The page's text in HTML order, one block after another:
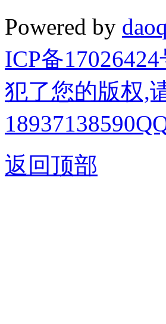
Powered by
ICP备
犯了您的版权,
返回顶部